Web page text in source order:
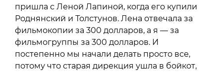
пришла с Леной Лапиной, когда его купили
Роднянский и Толстунов. Лена отвечала за
фильмокопии за 300 долларов, а я — за
фильмогруппы за 300 долларов. И
постепенно мы начали делать просто все,
потому что старая дирекция ушла в бойкот,